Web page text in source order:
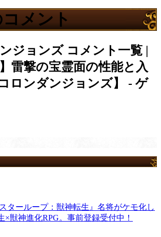
メント
ジョンズ コメント一覧 |
雷撃の宝霊面の性能と入
ロンダンジョンズ】 - ゲ
ターループ：獣神転生』名将がケモ化し
×獣神進化RPG。事前登録受付中！